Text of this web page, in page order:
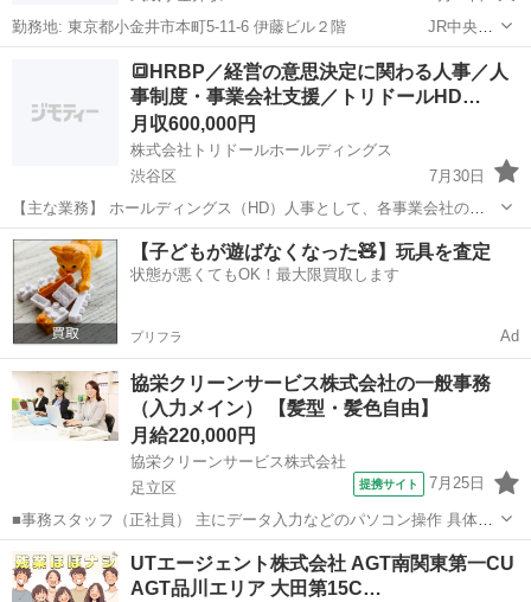
勤務地: 東京都小金井市本町5-11-6 伊藤ビル２階 JR中央
線 武蔵小金井駅 すぐ 勤務時間: 平日9時〜17時 のフルタイム勤務
平日13時〜17時 のパートタイム勤務 どちら...
小金井市 武蔵小金井駅 一般事務 フルタイム
🔳HRBP／経営の意思決定に関わる人事／人
事制度・事業会社支援／トリドールHD…
月収600,000円
株式会社トリドールホールディングス
渋谷区
7月30日
【主な業務】 ホールディングス（HD）人事として、各事業会社の
HRBP機能を担い、HDとして実行すべき人事施策・方針を各事業会社
へ的確にコミュニケーションし、実行まで導く、また各事業会社が実
現したい人事施作・制度・運用につ...
東京 渋谷区 一般事務
【子どもが遊ばなくなった🧸】玩具を査定
状態が悪くてもOK！最大限買取します
プリフラ Ad
協栄クリーンサービス株式会社の一般事務
（入力メイン） 【髪型・髪色自由】
月給220,000円
協栄クリーンサービス株式会社
足立区
提携サイト 7月25日
■事務スタッフ（正社員） 主にデータ入力などのパソコン操作 具体的
には、作業員が持ち帰ってきた日報・伝票類をPCで読み取り、 PCに
反映されたデータと元の日報・伝票類との確認、修正作業になりま
す。 文字入力が出来れば、事務...
東京 足立区
UTエージェント株式会社 AGT南関東第一CU
AGT品川エリア 大田第15C…